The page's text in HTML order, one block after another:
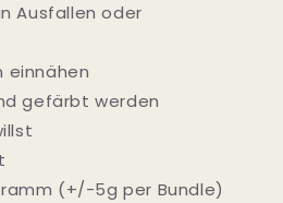
Ausfallen oder
einnähen
gefärbt werden
(+/-5g per Bundle)